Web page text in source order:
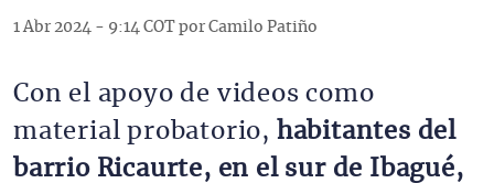
1 Abr 2024 - 9:14 COT por Camilo Patiño
Con el apoyo de videos como
material probatorio, habitantes del
barrio Ricaurte, en el sur de Ibagué,